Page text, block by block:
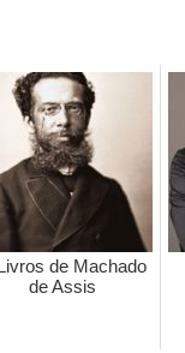
de Machado
de Assis